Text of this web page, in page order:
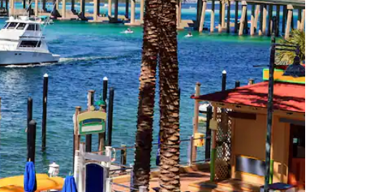
seta para cima e para baixo do teclado ou tocando e deslizando o dedo na tela.